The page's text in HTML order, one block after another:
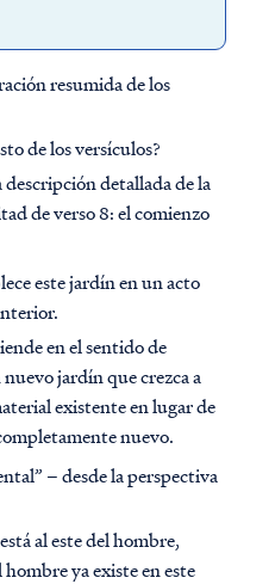
resumida de los
de los versículos?
descripción detallada de la
de verso 8: el comienzo
este jardín en un acto
en el sentido de
jardín que crezca a
existente en lugar de
nuevo.
– desde la perspectiva
al este del hombre,
hombre ya existe en este